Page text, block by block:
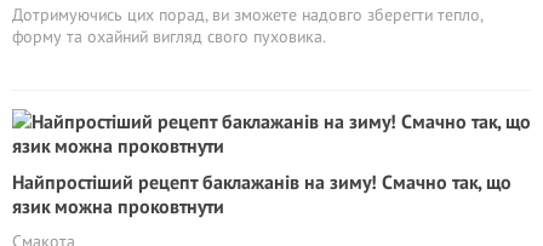
Дотримуючись цих порад, ви зможете надовго зберегти тепло,
форму та охайний вигляд свого пуховика.
Найпростіший рецепт баклажанів на зиму! Смачно так, що
язик можна проковтнути
Смакота